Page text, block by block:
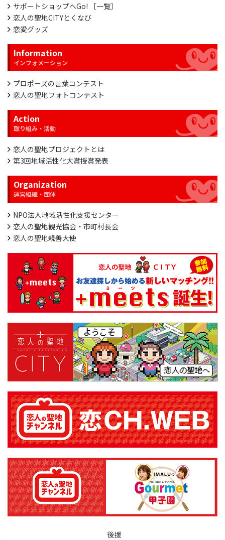
サポートショップへGo! ［一覧］
恋人の聖地CITYとくなび
恋愛グッズ
Information
プロポーズの言葉コンテスト
恋人の聖地フォトコンテスト
Action
恋人の聖地プロジェクトとは
第3回地域活性化大賞授賞発表
Organization
NPO法人地域活性化支援センター
恋人の聖地観光協会・市町村長会
恋人の聖地親善大使
後援